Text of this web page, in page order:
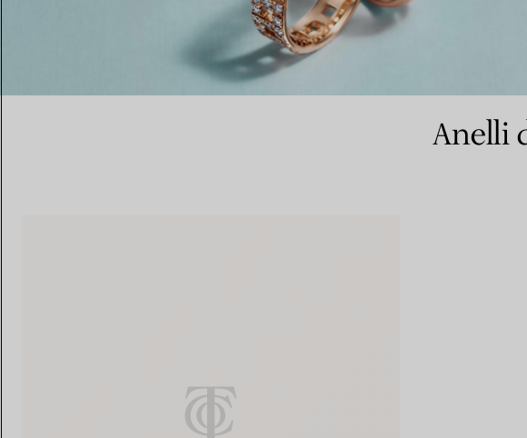
Fedi per Lui
con un esperto di
Anelli